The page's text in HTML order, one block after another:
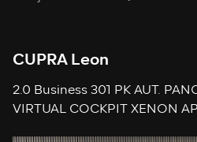
CUPRA Leon
2.0 Business 301 PK AUT.
VIRTUAL COCKPIT XENON